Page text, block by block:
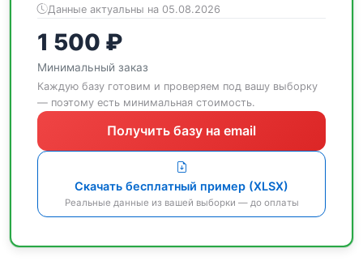
Данные актуальны на 05.08.2026
1 500 ₽
Минимальный заказ
Каждую базу готовим и проверяем под вашу выборку
— поэтому есть минимальная стоимость.
Получить базу на email
Скачать бесплатный пример (XLSX)
Реальные данные из вашей выборки — до оплаты